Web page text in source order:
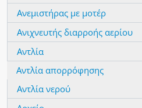
Ανεμιστήρας με μοτέρ
Ανιχνευτής διαρροής αερίου
Αντλία
Αντλία απορρόφησης
Αντλία νερού